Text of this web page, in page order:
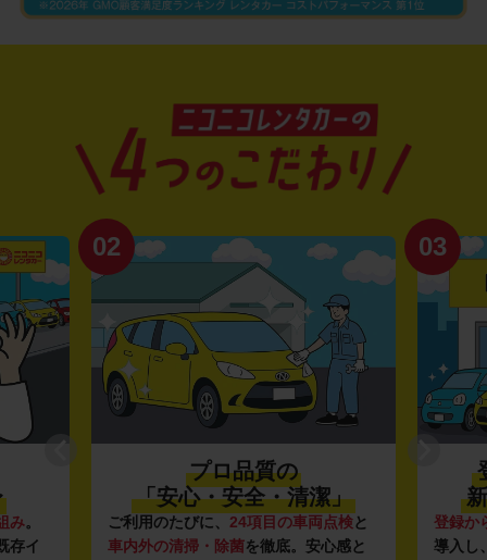
み。
存イ
02
プロ品質の
「安心・安全・清潔」
ご利用のたびに、 24項目の車両点検と
車内外の清掃・除菌を徹底。安心感と
03
登録か
導入し